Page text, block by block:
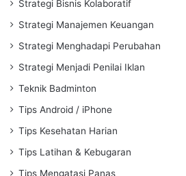
Strategi Bisnis Kolaboratif
Strategi Manajemen Keuangan
Strategi Menghadapi Perubahan
Strategi Menjadi Penilai Iklan
Teknik Badminton
Tips Android / iPhone
Tips Kesehatan Harian
Tips Latihan & Kebugaran
Tips Mengatasi Panas